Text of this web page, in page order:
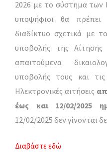
2026 με το σύστημα των
υποψήφιοι θα
διαδίκτυο σχετικά με
υποβολής της
απαιτούμενα
υποβολής τους και τις
Ηλεκτρονικές αιτήσεις
έως και 12/02/2025
12/02/2025 δεν γίνονται
Διαβάστε εδώ